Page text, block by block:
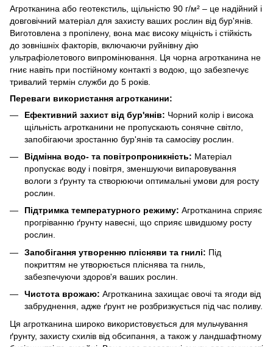
Агротканина або геотекстиль, щільністю 90 г/м² – це надійний і
довговічний матеріал для захисту ваших рослин від бур'янів.
Виготовлена з пропілену, вона має високу міцність і стійкість
до зовнішніх факторів, включаючи руйнівну дію
ультрафіолетового випромінювання. Ця чорна агротканина не
гниє навіть при постійному контакті з водою, що забезпечує
тривалий термін служби до 5 років.
Переваги використання агротканини:
Ефективний захист від бур'янів: Чорний колір і висока
щільність агротканини не пропускають сонячне світло,
запобігаючи зростанню бур'янів та самосіву рослин.
Відмінна водо- та повітропроникність: Матеріал
пропускає воду і повітря, зменшуючи випаровування
вологи з ґрунту та створюючи оптимальні умови для росту
рослин.
Підтримка температурного режиму: Агротканина сприяє
прогріванню ґрунту навесні, що сприяє швидшому росту
рослин.
Запобігання утворенню плісняви та гнилі: Під
покриттям не утворюється пліснява та гниль,
забезпечуючи здоров'я ваших рослин.
Чистота врожаю: Агротканина захищає овочі та ягоди від
забруднення, адже ґрунт не розбризкується під час поливу.
Ця агротканина широко використовується для мульчування
ґрунту, захисту схилів від обсипання, а також у ландшафтному